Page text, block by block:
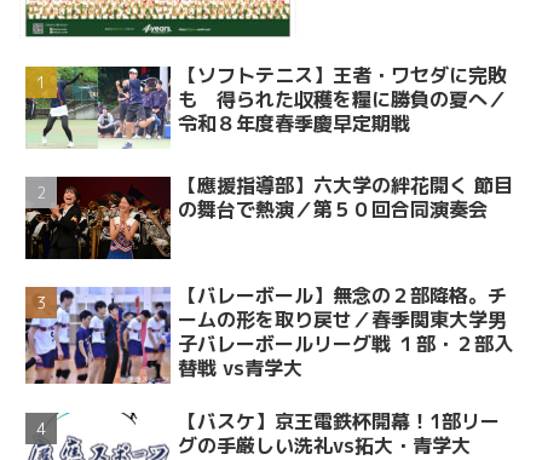
【ソフトテニス】王者・ワセダに完敗
も 得られた収穫を糧に勝負の夏へ／
令和８年度春季慶早定期戦
【應援指導部】六大学の絆花開く 節目
の舞台で熱演／第５０回合同演奏会
【バレーボール】無念の２部降格。チ
ームの形を取り戻せ／春季関東大学男
子バレーボールリーグ戦 １部・２部入
替戦 vs青学大
【バスケ】京王電鉄杯開幕！1部リー
グの手厳しい洗礼vs拓大・青学大